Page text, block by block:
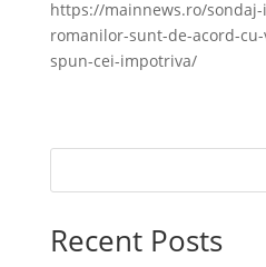
https://mainnews.ro/
romanilor-sunt-de-acord-
spun-cei-impotriva/
Recent Posts